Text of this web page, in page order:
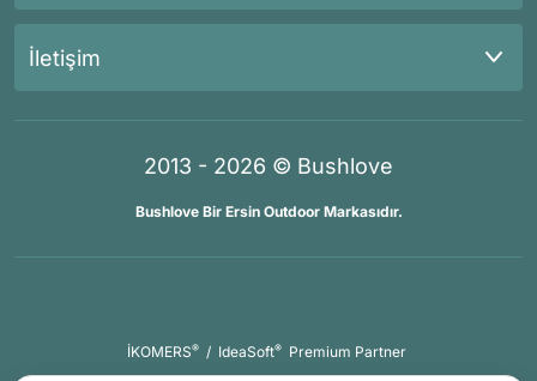
İletişim
2013 - 2026 © Bushlove
Bushlove Bir Ersin Outdoor Markasıdır.
İKOMERS® / IdeaSoft® Premium Partner